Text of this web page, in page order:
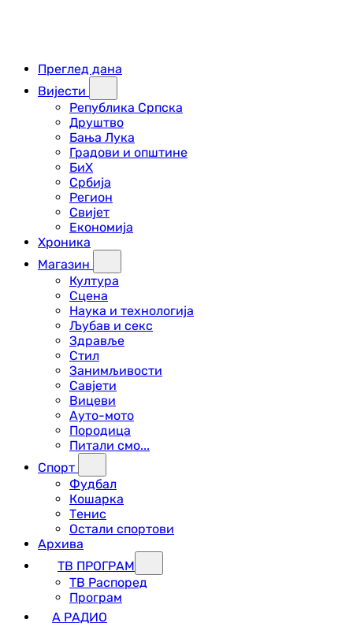
Преглед дана
Вијести
Република Српска
Друштво
Бања Лука
Градови и општине
БиХ
Србија
Регион
Свијет
Економија
Хроника
Магазин
Култура
Сцена
Наука и технологија
Љубав и секс
Здравље
Стил
Занимљивости
Савјети
Вицеви
Ауто-мото
Породица
Питали смо...
Спорт
Фудбал
Кошарка
Тенис
Остали спортови
Архива
ТВ ПРОГРАМ
ТВ Распоред
Програм
А РАДИО